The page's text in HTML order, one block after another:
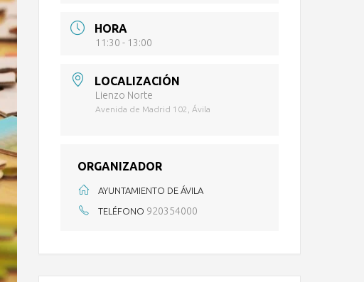
HORA
11:30 - 13:00
LOCALIZACIÓN
Lienzo Norte
Avenida de Madrid 102, Ávila
ORGANIZADOR
AYUNTAMIENTO DE ÁVILA
TELÉFONO 920354000